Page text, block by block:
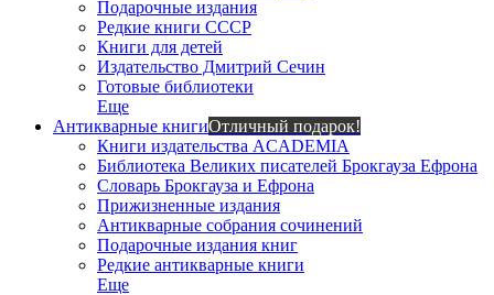
Подарочные издания
Редкие книги СССР
Книги для детей
Издательство Дмитрий Сечин
Готовые библиотеки
Еще
Антикварные книгиОтличный подарок!
Книги издательства ACADEMIA
Библиотека Великих писателей Брокгауза Ефрона
Словарь Брокгауза и Ефрона
Прижизненные издания
Антикварные собрания сочинений
Подарочные издания книг
Редкие антикварные книги
Еще